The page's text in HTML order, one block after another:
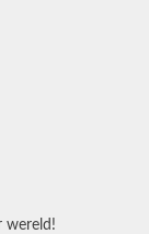
wereld!